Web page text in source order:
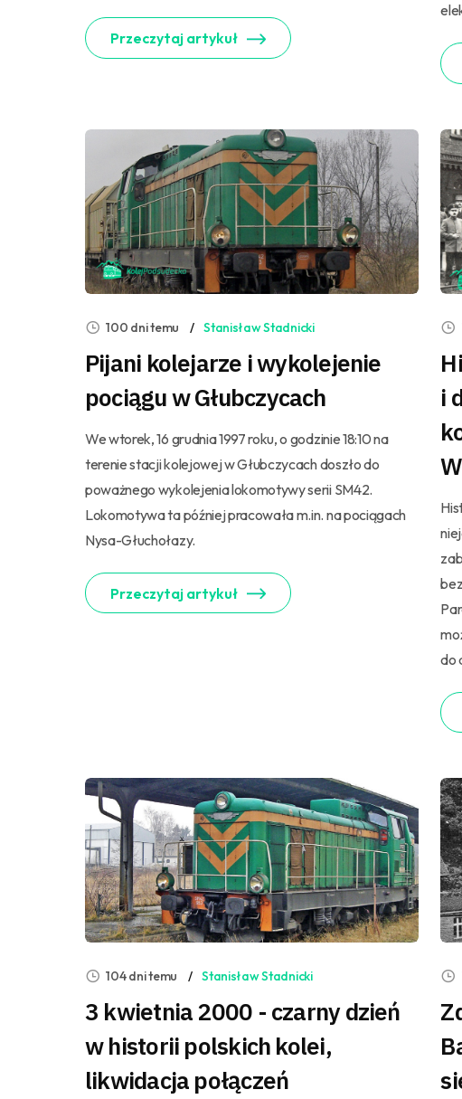
Przeczytaj artykuł
100 dni temu Stanisław Stadnicki
Pijani kolejarze i wykolejenie
pociągu w Głubczycach
We wtorek, 16 grudnia 1997 roku, o godzinie 18:10 na
terenie stacji kolejowej w Głubczycach doszło do
poważnego wykolejenia lokomotywy serii SM42.
Lokomotywa ta później pracowała m.in. na pociągach
Nysa-Głuchołazy.
Przeczytaj artykuł
i
do
104 dni temu Stanisław Stadnicki
3 kwietnia 2000 - czarny dzień
w historii polskich kolei,
likwidacja połączeń